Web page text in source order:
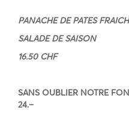
PANACHE DE PATES
SALADE DE SAISON
16.50 CHF
SANS OUBLIER NOTRE
24.–